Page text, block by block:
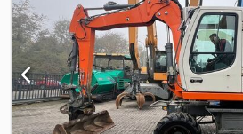
Schnellwechsler LIKUFIX 48;
Deutschland; Inkl. 2x Tieflöffel und 1x
Informationen = Dsdpezn Iy Ejfx Acmekr
16.900 kg Seriennummer: 1183/146266
Produktionsland: DE Wenden Sie sich
Informationen zu erhalten.